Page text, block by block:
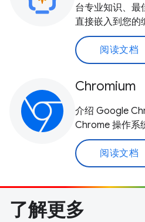
台专业知识、最
直接嵌入到您的
阅读文档
Chromium
介绍 Google
Chrome 操作系
阅读文档
了解更多